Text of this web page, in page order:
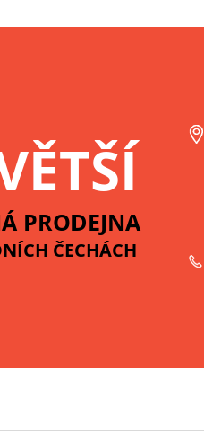
PRODEJNA
ČECHÁCH